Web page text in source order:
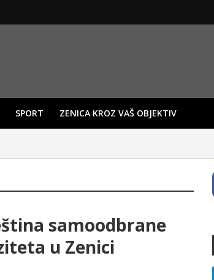
SPORT ZENICA KROZ VAŠ OBJEKTIV
samoodbrane
u Zenici